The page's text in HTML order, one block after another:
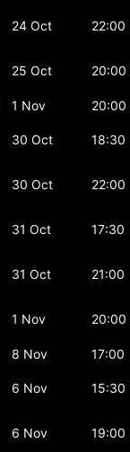
24 Oct 22:00
25 Oct 20:00
1 Nov
20:00
30 Oct 18:30
30 Oct 22:00
31 Oct 17:30
31 Oct 21:00
1 Nov 20:00
8 Nov
17:00
6 Nov 15:30
6 Nov 19:00